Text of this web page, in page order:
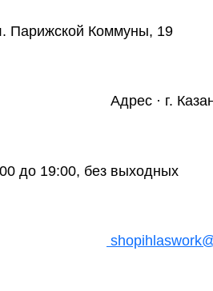
Парижской Коммуны, 19
Адрес · г.
до 19:00, без выходных